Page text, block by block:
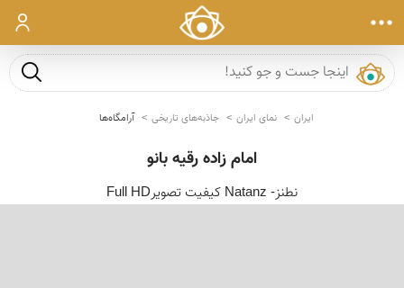
ورود
جست و
ایران نمای ایران جاذبه‌های تاریخی آرامگاه‌ها
امام زاده رقیه بانو
نطنز- Natanz کیفیت تصویرFull HD